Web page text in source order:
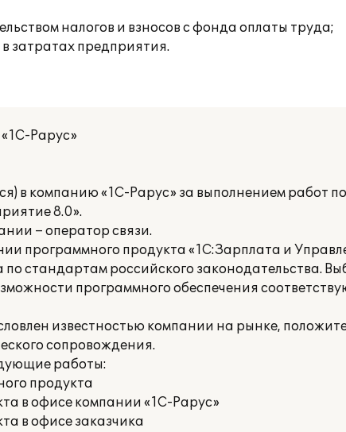
налогов и взносов с фонда оплаты труда;
затратах предприятия.
Рарус»
в компанию «1С-Рарус» за выполнением работ
8.0».
– оператор связи.
программного продукта «1С:Зарплата и
стандартам российского законодательства.
программного обеспечения
известностью компании на рынке,
сопровождения.
работы:
продукта
в офисе компании «1С-Рарус»
в офисе заказчика